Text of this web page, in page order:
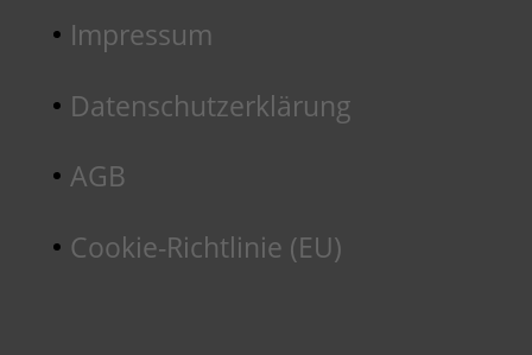
Impressum
Datenschutzerklärung
AGB
Cookie-Richtlinie (EU)